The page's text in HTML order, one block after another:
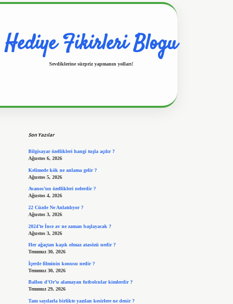
Hediye Fikirleri Blogu
Sevdiklerine sürpriz yapmanın yolları!
Son Yazılar
Bilgisayar özellikleri hangi tuşla açılır ?
Ağustos 6, 2026
Kelimede kök ne anlama gelir ?
Ağustos 5, 2026
Avanos’un özellikleri nelerdir ?
Ağustos 4, 2026
22 Cüzde Ne Anlatılıyor ?
Ağustos 3, 2026
2024’te İnce av ne zaman başlayacak ?
Ağustos 3, 2026
Her ağaçtan kaşık olmaz atasözü nedir ?
Temmuz 30, 2026
İçerde filminin konusu nedir ?
Temmuz 30, 2026
Ballon d’Or’u alamayan futbolcular kimlerdir ?
Temmuz 29, 2026
Tam sayılarla birlikte yazılan kesirlere ne denir ?